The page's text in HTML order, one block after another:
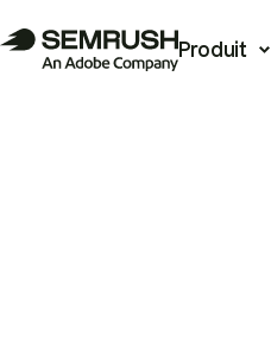
Produit